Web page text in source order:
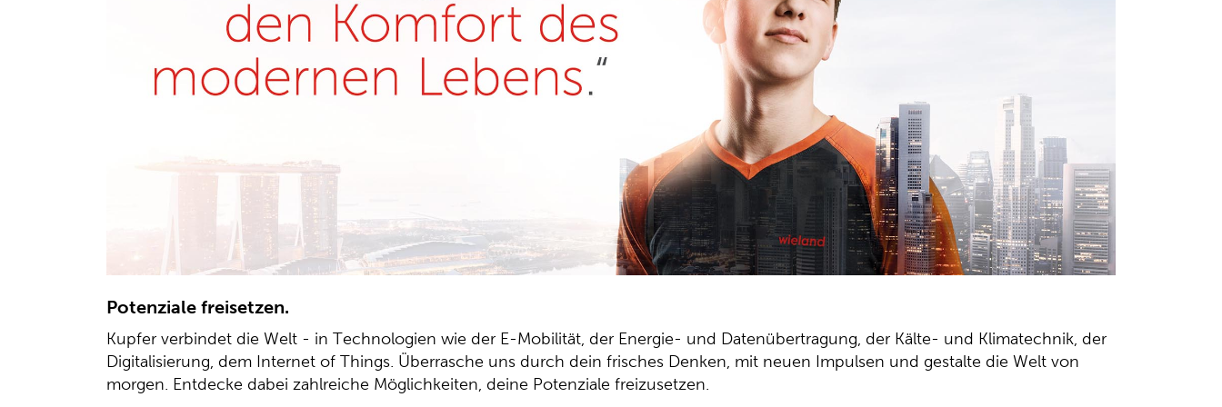
Potenziale freisetzen.
Kupfer verbindet die Welt - in Technologien wie der E-Mobilität, der Energie- und Datenübertragung, der Kälte- und Klimatechnik, der
Digitalisierung, dem Internet of Things. Überrasche uns durch dein frisches Denken, mit neuen Impulsen und gestalte die Welt von
morgen. Entdecke dabei zahlreiche Möglichkeiten, deine Potenziale freizusetzen.